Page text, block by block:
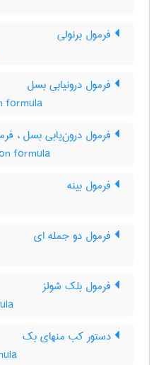
فرمول برنولی
فرمول درونیابی بسل
formula
فرمول درون‌یابی بسل ،
formula
فرمول بینه
فرمول دو جمله ای
فرمول بلک شولز
دستور کب منهای بک